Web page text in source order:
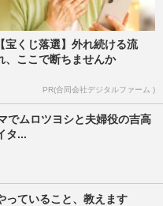
【宝くじ落選】外れ続ける流
、ここで断ちませんか
PR(合同会社デジタルファーム )
でムロツヨシと夫婦役の吉高
タ...
っていること、教えます